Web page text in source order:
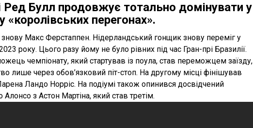
Ред Булл продовжує тотально домінувати у
«королівських перегонах».
знову Макс Ферстаппен. Нідерландський гонщик знову переміг у
року. Цього разу йому не було рівних під час Гран-прі Бразилії.
чемпіонату, який стартував із поула, став переможцем заїзду,
лише через обов’язковий піт-стоп. На другому місці фінішував
Ландо Норріс. На подіумі також опинився досвідчений
з Астон Мартіна, який став третім.